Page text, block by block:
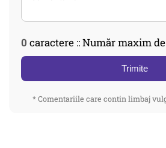
0 caractere :: Număr maxim
Trimite
* Comentariile care contin limbaj